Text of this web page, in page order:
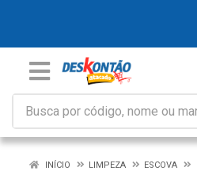
INÍCIO LIMPEZA
ESCOVA